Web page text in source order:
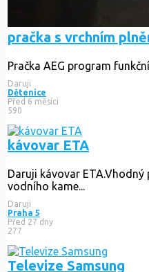
pračka s vrchním
Pračka AEG program
Daruji
Dětenice
Před 6 měsíci
590
kávovar ETA
Daruji kávovar
vodního kame...
Daruji
Praha 5
Před 27 dny
277
Televize Samsung